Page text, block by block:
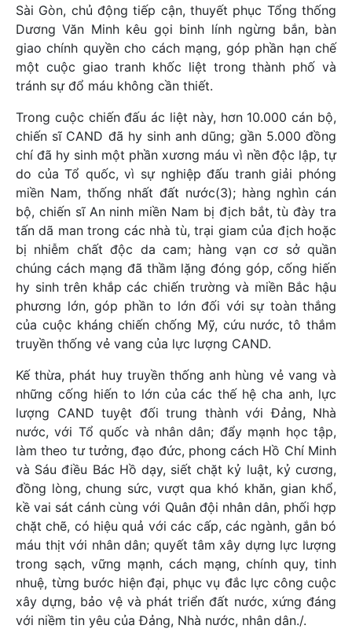
Sài Gòn, chủ động tiếp cận, thuyết phục Tổng thống
Dương Văn Minh kêu gọi binh lính ngừng bắn, bàn
giao chính quyền cho cách mạng, góp phần hạn chế
một cuộc giao tranh khốc liệt trong thành phố và
tránh sự đổ máu không cần thiết.
Trong cuộc chiến đấu ác liệt này, hơn 10.000 cán bộ,
chiến sĩ CAND đã hy sinh anh dũng; gần 5.000 đồng
chí đã hy sinh một phần xương máu vì nền độc lập, tự
do của Tổ quốc, vì sự nghiệp đấu tranh giải phóng
miền Nam, thống nhất đất nước(3); hàng nghìn cán
bộ, chiến sĩ An ninh miền Nam bị địch bắt, tù đày tra
tấn dã man trong các nhà tù, trại giam của địch hoặc
bị nhiễm chất độc da cam; hàng vạn cơ sở quần
chúng cách mạng đã thầm lặng đóng góp, cống hiến
hy sinh trên khắp các chiến trường và miền Bắc hậu
phương lớn, góp phần to lớn đối với sự toàn thắng
của cuộc kháng chiến chống Mỹ, cứu nước, tô thắm
truyền thống vẻ vang của lực lượng CAND.
Kế thừa, phát huy truyền thống anh hùng vẻ vang và
những cống hiến to lớn của các thế hệ cha anh, lực
lượng CAND tuyệt đối trung thành với Đảng, Nhà
nước, với Tổ quốc và nhân dân; đẩy mạnh học tập,
làm theo tư tưởng, đạo đức, phong cách Hồ Chí Minh
và Sáu điều Bác Hồ dạy, siết chặt kỷ luật, kỷ cương,
đồng lòng, chung sức, vượt qua khó khăn, gian khổ,
kề vai sát cánh cùng với Quân đội nhân dân, phối hợp
chặt chẽ, có hiệu quả với các cấp, các ngành, gắn bó
máu thịt với nhân dân; quyết tâm xây dựng lực lượng
trong sạch, vững mạnh, cách mạng, chính quy, tinh
nhuệ, từng bước hiện đại, phục vụ đắc lực công cuộc
xây dựng, bảo vệ và phát triển đất nước, xứng đáng
với niềm tin yêu của Đảng, Nhà nước, nhân dân./.